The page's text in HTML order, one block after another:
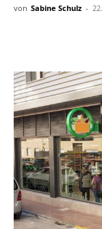
von Sabine Schulz -